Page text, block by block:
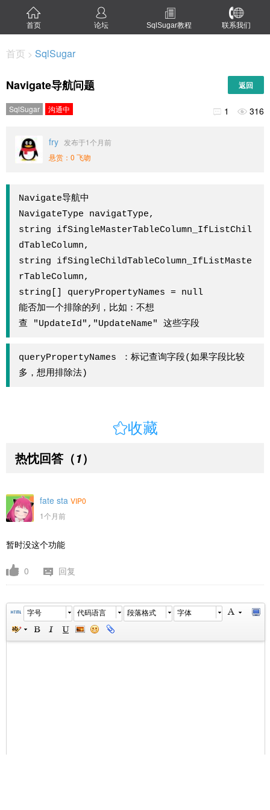
首页 论坛 SqlSugar教程 联系我们
首页 > SqlSugar
Navigate导航问题 返回
SqlSugar 沟通中  1  316
fry 发布于1个月前
悬赏：0 飞吻
Navigate导航中
NavigateType navigatType,
string ifSingleMasterTableColumn_IfListChil
dTableColumn,
string ifSingleChildTableColumn_IfListMaste
rTableColumn,
string[] queryPropertyNames = null
能否加一个排除的列，比如：不想
查 "UpdateId","UpdateName" 这些字段
queryPropertyNames ：标记查询字段(如果字段比较
多，想用排除法)
收藏
热忱回答 （1）
fate sta VIP0
1个月前
暂时没这个功能
0 回复
字号 代码语言 段落格式 字体